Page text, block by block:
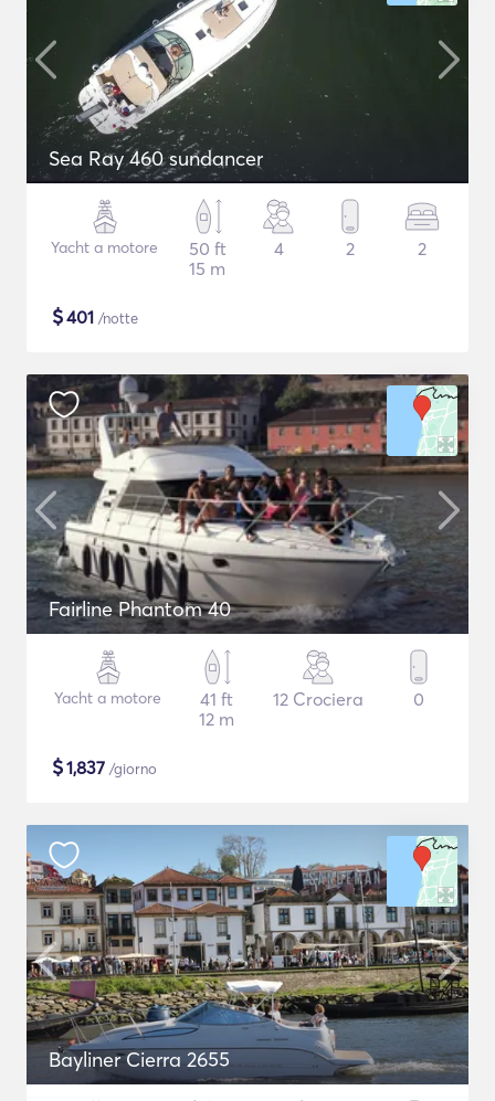
Sea Ray 460 sundancer
Yacht a motore
50 ft
15 m
4 2 2
$401 /notte
Fairline Phantom 40
Yacht a motore
41 ft
12 m
12 Crociera 0
$1,837 /giorno
Bayliner Cierra 2655